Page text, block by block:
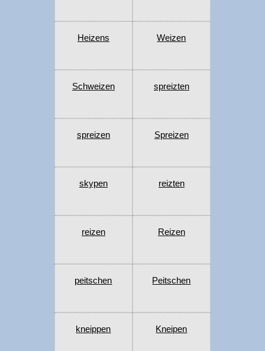
Heizens Weizen
Schweizen spreizten
spreizen Spreizen
skypen reizten
reizen Reizen
peitschen Peitschen
kneippen Kneipen